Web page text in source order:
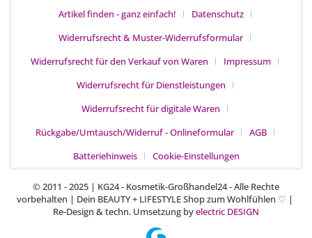
Artikel finden - ganz einfach!
Datenschutz
Widerrufsrecht & Muster-Widerrufsformular
Widerrufsrecht für den Verkauf von Waren
Impressum
Widerrufsrecht für Dienstleistungen
Widerrufsrecht für digitale Waren
Rückgabe/Umtausch/Widerruf - Onlineformular
AGB
Batteriehinweis
Cookie-Einstellungen
© 2011 - 2025 | KG24 - Kosmetik-Großhandel24 - Alle Rechte
vorbehalten | Dein BEAUTY + LIFESTYLE Shop zum Wohlfühlen ♡ |
Re-Design & techn. Umsetzung byelectric DESIGN